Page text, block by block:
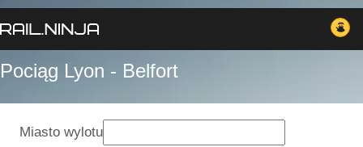
Pociąg Lyon - Belfort
Miasto wylotu